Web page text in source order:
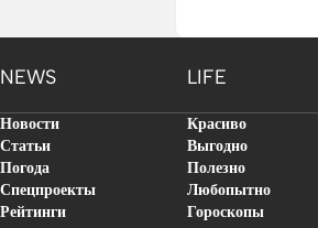
NEWS LIFE
Новости
Статьи
Погода
Спецпроекты
Рейтинги
Красиво
Выгодно
Полезно
Любопытно
Гороскопы